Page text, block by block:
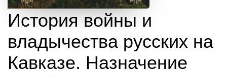
История войны и
владычества русских на
Кавказе. Назначение